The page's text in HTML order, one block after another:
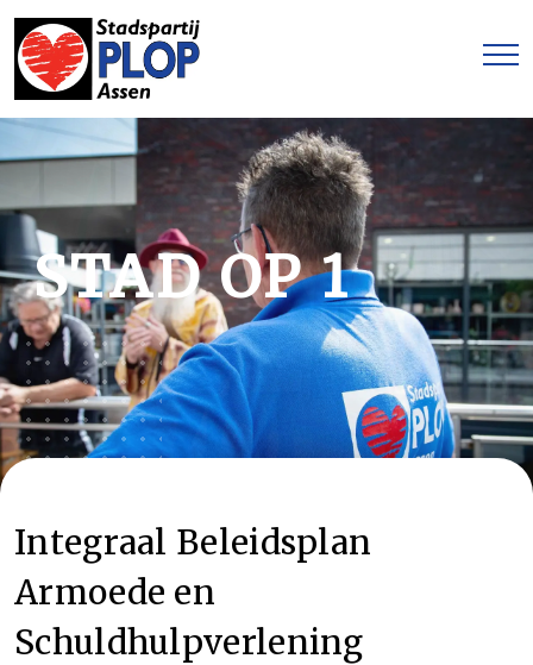
STAD OP 1
Integraal Beleidsplan
Armoede en
Schuldhulpverlening